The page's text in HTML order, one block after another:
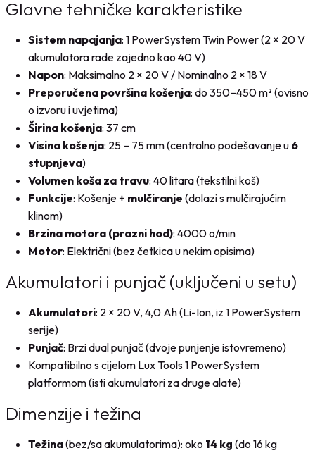
0
K
M
.
M
Glavne tehničke karakteristike
Sistem napajanja: 1 PowerSystem Twin Power (2 × 20 V
akumulatora rade zajedno kao 40 V)
Napon: Maksimalno 2 × 20 V / Nominalno 2 × 18 V
Preporučena površina košenja: do 350–450 m² (ovisno
o izvoru i uvjetima)
Širina košenja: 37 cm
Visina košenja: 25 – 75 mm (centralno podešavanje u 6
stupnjeva)
Volumen koša za travu: 40 litara (tekstilni koš)
Funkcije: Košenje + mulčiranje (dolazi s mulčirajućim
klinom)
Brzina motora (prazni hod): 4000 o/min
Motor: Električni (bez četkica u nekim opisima)
Akumulatori i punjač (uključeni u setu)
Akumulatori: 2 × 20 V, 4,0 Ah (Li-Ion, iz 1 PowerSystem
serije)
Punjač: Brzi dual punjač (dvoje punjenje istovremeno)
Kompatibilno s cijelom Lux Tools 1 PowerSystem
platformom (isti akumulatori za druge alate)
Dimenzije i težina
Težina(bez/sa akumulatorima): oko 14 kg (do 16 kg